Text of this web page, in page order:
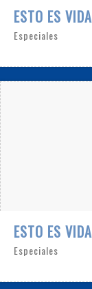
ESTO ES
Especiales
ESTO ES
Especiales